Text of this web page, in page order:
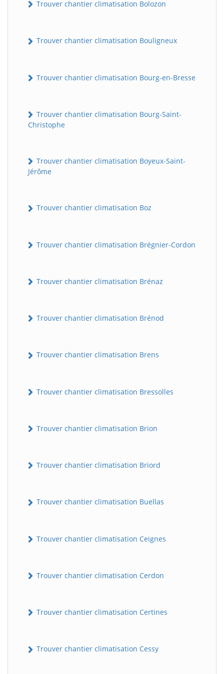
Trouver chantier climatisation Bolozon
Trouver chantier climatisation Bouligneux
Trouver chantier climatisation Bourg-en-Bresse
Trouver chantier climatisation Bourg-Saint-
Christophe
Trouver chantier climatisation Boyeux-Saint-
Jérôme
Trouver chantier climatisation Boz
Trouver chantier climatisation Brégnier-Cordon
Trouver chantier climatisation Brénaz
Trouver chantier climatisation Brénod
Trouver chantier climatisation Brens
Trouver chantier climatisation Bressolles
Trouver chantier climatisation Brion
Trouver chantier climatisation Briord
Trouver chantier climatisation Buellas
Trouver chantier climatisation Ceignes
Trouver chantier climatisation Cerdon
Trouver chantier climatisation Certines
Trouver chantier climatisation Cessy